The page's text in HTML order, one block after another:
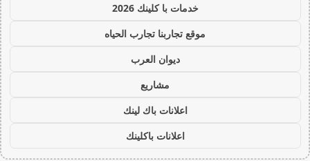
خدمات با كلينك 2026
موقع تجاربنا تجارب الحياه
ديوان العرب
مشاريع
اعلانات باك لينك
اعلانات باكلينك